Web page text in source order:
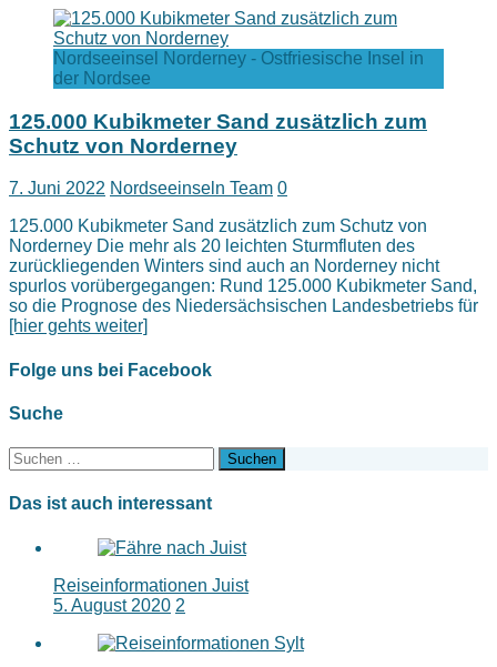
Nordseeinsel Norderney - Ostfriesische Insel in
der Nordsee
125.000 Kubikmeter Sand zusätzlich zum
Schutz von Norderney
7. Juni 2022 Nordseeinseln Team 0
125.000 Kubikmeter Sand zusätzlich zum Schutz von
Norderney Die mehr als 20 leichten Sturmfluten des
zurückliegenden Winters sind auch an Norderney nicht
spurlos vorübergegangen: Rund 125.000 Kubikmeter Sand,
so die Prognose des Niedersächsischen Landesbetriebs für
[hier gehts weiter]
Folge uns bei Facebook
Suche
Suchen
nach:
Das ist auch interessant
Reiseinformationen Juist
5. August 2020 2